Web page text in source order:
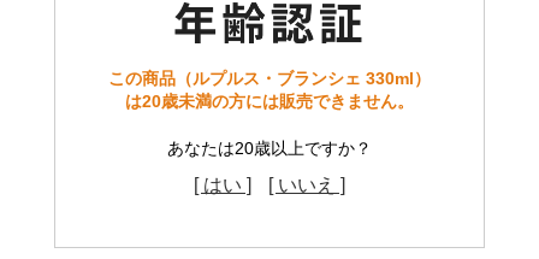
この商品（ルプルス・ブランシェ 330ml）
は20歳未満の方には販売できません。
あなたは20歳以上ですか？
[ はい ] [ いいえ ]